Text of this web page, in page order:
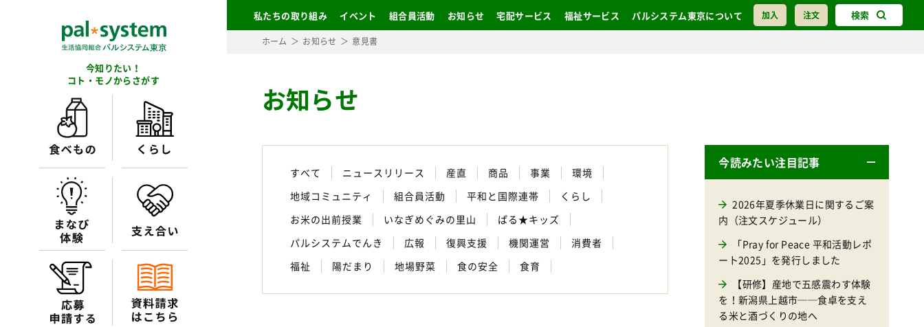
加入 注文 検索
私たちの取り組み イベント 組合員活動 お知らせ 宅配サービス 福祉サービス パルシステム東京について
今知りたい！
コト・モノからさがす
ホーム お知らせ 意見書
お知らせ
すべて ニュースリリース 産直 商品 事業
環境
地域コミュニティ
組合員活動 平和と国際連帯
くらし
お米の出前授業
いなぎめぐみの里山
ぱる★キッズ
パルシステムでんき
広報 復興支援 機関運営
消費者
福祉
陽だまり 地場野菜 食の安全 食育
今読みたい注目記事
2026年夏季休業日に関するご案
内（注文スケジュール）
「Pray for Peace 平和活動レポ
ート2025」を発行しました
【研修】産地で五感震わす体験
を！新潟県上越市──食卓を支え
る米と酒づくりの地へ